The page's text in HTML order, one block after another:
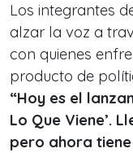
Los integrantes
alzar la voz a
con quienes
producto de
“Hoy es el
Lo Que Viene’.
pero ahora